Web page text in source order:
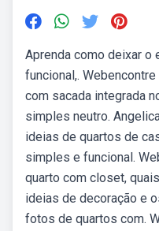
Aprenda como deixar o
funcional,.
com sacada integrada
simples neutro.
ideias de quartos de
simples e funcional.
quarto com closet,
ideias de decoração e
fotos de quartos com.